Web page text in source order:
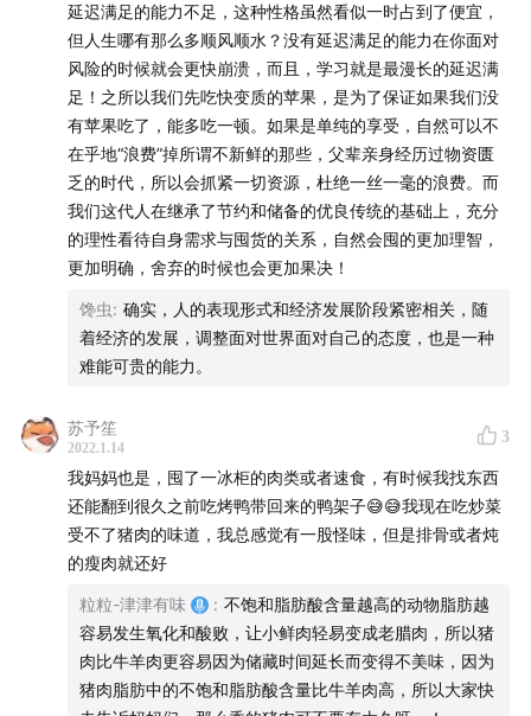
点击链接直达领券；
小宇宙评论区置顶获得“不叁不肆”专属优惠链接；
打开淘宝搜索“MissBerry旗舰店”或“贝瑞甜心”，找客服
报暗号“不叁不肆”或“不三不四”，获取专属优惠券～
复制「不叁不肆」专属优惠链接到淘宝：
47￥uIIb2YiMg34￥m.tb.cn不叁不肆粉丝专享
制作团队
主播 / 粒粒、馋虫、姝琦
后期 / 姝琦
产品统筹 / bobo
封面 / 丁丁
联合出品 / 日光派对、MissBerry
关于「不叁不肆」
三个打破传统理念、不按人生轨迹发展的女生，不拘泥于
传统，不在乎他人眼光，在播客里一起挥泪、言笑、励
人、悦己，让感性交汇，让理性碰撞，让共鸣之声更响。
聊感情，聊经历，聊八卦，聊囧事，聊喜悦烦恼，聊渴望
延迟满足的能力不足，这种性格虽然看似一时占到了便宜，
但人生哪有那么多顺风顺水？没有延迟满足的能力在你面对
风险的时候就会更快崩溃，而且，学习就是最漫长的延迟满
足！之所以我们先吃快变质的苹果，是为了保证如果我们没
有苹果吃了，能多吃一顿。如果是单纯的享受，自然可以不
在乎地“浪费”掉所谓不新鲜的那些，父辈亲身经历过物资匮
乏的时代，所以会抓紧一切资源，杜绝一丝一毫的浪费。而
我们这代人在继承了节约和储备的优良传统的基础上，充分
的理性看待自身需求与囤货的关系，自然会囤的更加理智，
更加明确，舍弃的时候也会更加果决！
馋虫: 确实，人的表现形式和经济发展阶段紧密相关，随
着经济的发展，调整面对世界面对自己的态度，也是一种
难能可贵的能力。
苏予笙
2022.1.14
3
我妈妈也是，囤了一冰柜的肉类或者速食，有时候我找东西
还能翻到很久之前吃烤鸭带回来的鸭架子😅😅我现在吃炒菜
受不了猪肉的味道，我总感觉有一股怪味，但是排骨或者炖
的瘦肉就还好
粒粒-津津有味 : 不饱和脂肪酸含量越高的动物脂肪越
容易发生氧化和酸败，让小鲜肉轻易变成老腊肉，所以猪
肉比牛羊肉更容易因为储藏时间延长而变得不美味，因为
猪肉脂肪中的不饱和脂肪酸含量比牛羊肉高，所以大家快